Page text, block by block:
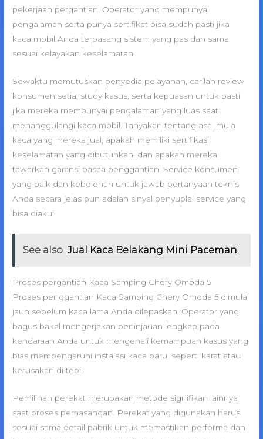
pekerjaan pergantian. Operator yang mempunyai
pengalaman serta punya sertifikat bisa sudah pasti jika
kaca mobil Anda terpasang sistem yang pas dan sama
sesuai kelayakan keselamatan.
Sewaktu memutuskan penyedia pelayanan, carilah review
konsumen setia, study kasus, serta kepuasan untuk pasti
jika mereka mempunyai pengalaman yang luas saat
menanggulangi kaca mobil. Tanyakan tentang asal mula
kaca yang mereka jual, apakah memiliki sertifikasi
keselamatan yang dibutuhkan, dan apakah mereka
tawarkan garansi pasca penggantian. Service konsumen
yang baik dan kebolehan untuk jawab pertanyaan teknis
Anda secara jelas pun adalah sinyal penyuplai service yang
bisa diakui.
See also Jual Kaca Belakang Mini Paceman
Proses pergantian Kaca Samping Chery Omoda 5
Proses penggantian Kaca Samping Chery Omoda 5 dimulai
jauh sebelum kaca lama Anda dilepaskan. Operator yang
bagus bakal mengerjakan peninjauan lengkap pada
kendaraan Anda untuk mengenali kemampuan kasus yang
bias mempengaruhi instalasi kaca baru, seperti karat atau
kerusakan di tepi.
Pemilihan perekat merupakan metode signifikan lainnya
saat proses pemasangan. Perekat yang digunakan harus
sesuai sama detail pabrik untuk memastikan performa dan